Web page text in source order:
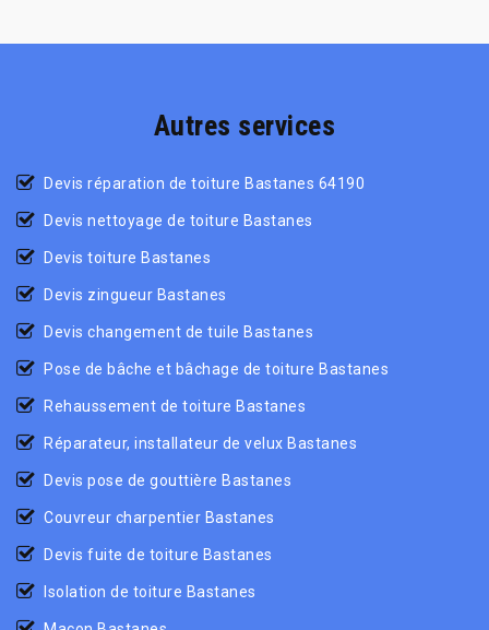
Autres services
Devis réparation de toiture Bastanes 64190
Devis nettoyage de toiture Bastanes
Devis toiture Bastanes
Devis zingueur Bastanes
Devis changement de tuile Bastanes
Pose de bâche et bâchage de toiture Bastanes
Rehaussement de toiture Bastanes
Réparateur, installateur de velux Bastanes
Devis pose de gouttière Bastanes
Couvreur charpentier Bastanes
Devis fuite de toiture Bastanes
Isolation de toiture Bastanes